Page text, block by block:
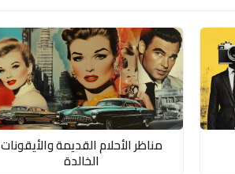
مناظر الأحلام القديمة والأيقونات
الخالدة